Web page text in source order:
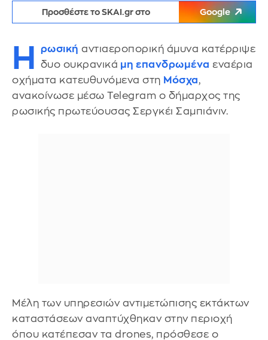
Προσθέστε το SKAI.gr στο Google
Η ρωσική αντιαεροπορική άμυνα κατέρριψε
δυο ουκρανικά μη επανδρωμένα εναέρια
οχήματα κατευθυνόμενα στη Μόσχα,
ανακοίνωσε μέσω Telegram ο δήμαρχος της
ρωσικής πρωτεύουσας Σεργκέι Σαμπιάνιν.
Μέλη των υπηρεσιών αντιμετώπισης εκτάκτων
καταστάσεων αναπτύχθηκαν στην περιοχή
όπου κατέπεσαν τα drones, πρόσθεσε ο